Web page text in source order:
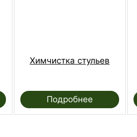
Химчистка стульев
Подробнее